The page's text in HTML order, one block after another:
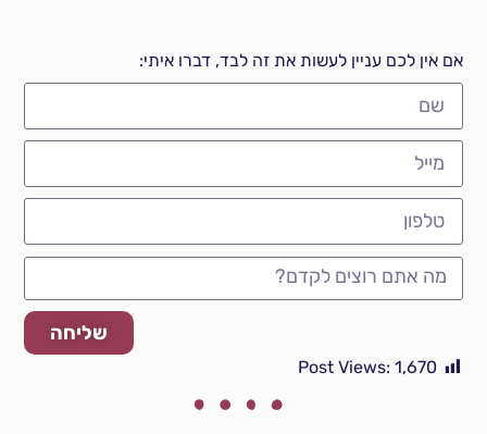
אם אין לכם עניין לעשות את זה לבד, דברו איתי:
שליחה
Post Views: 1,670